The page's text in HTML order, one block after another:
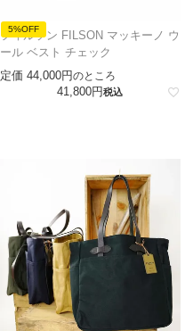
5%OFF
フィルソン FILSON マッキーノ ウ
ール ベスト チェック
定価 44,000 のところ
41,800 税込